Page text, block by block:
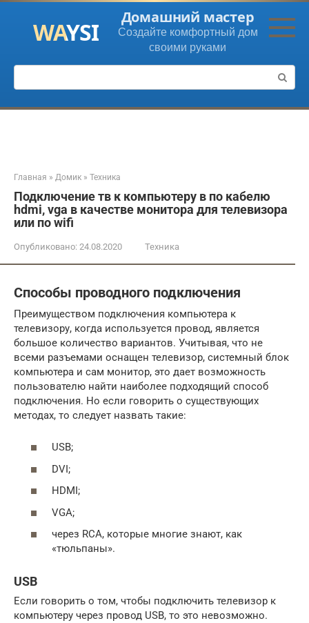
Перейти
контенту
Домашний мастер
Создайте комфортный дом
своими руками
Поиск:
Главная » Домик » Техника
Подключение тв к компьютеру в по кабелю
hdmi, vga в качестве монитора для телевизора
или по wifi
Опубликовано: 24.08.2020 Техника
Способы проводного подключения
Преимуществом подключения компьютера к
телевизору, когда используется провод, является
большое количество вариантов. Учитывая, что не
всеми разъемами оснащен телевизор, системный блок
компьютера и сам монитор, это дает возможность
пользователю найти наиболее подходящий способ
подключения. Но если говорить о существующих
методах, то следует назвать такие:
USB;
DVI;
HDMI;
VGA;
через RCA, которые многие знают, как
«тюльпаны».
USB
Если говорить о том, чтобы подключить телевизор к
компьютеру через провод USB, то это невозможно.